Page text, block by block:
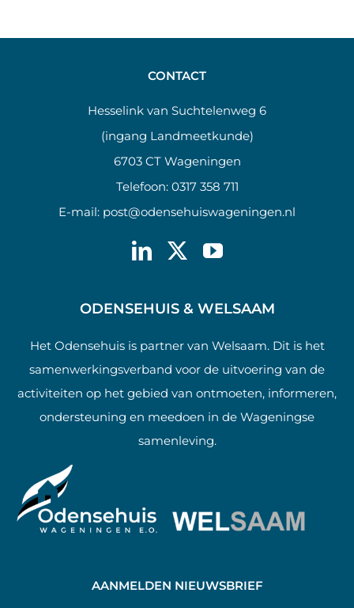
CONTACT
Hesselink van Suchtelenweg 6
(ingang Landmeetkunde)
6703 CT Wageningen
Telefoon: 0317 358 711
E-mail: post@odensehuiswageningen.nl
ODENSEHUIS & WELSAAM
Het Odensehuis is partner van Welsaam. Dit is het
samenwerkingsverband voor de uitvoering van de
activiteiten op het gebied van ontmoeten, informeren,
ondersteuning en meedoen in de Wageningse
samenleving.
AANMELDEN NIEUWSBRIEF